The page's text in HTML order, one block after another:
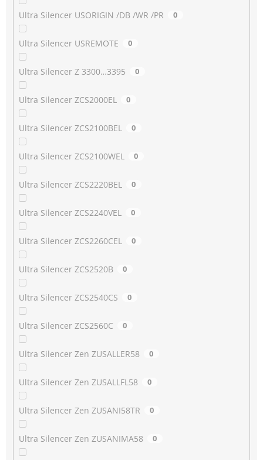
Ultra Silencer USORIGIN /DB /WR /PR 0
Ultra Silencer USREMOTE 0
Ultra Silencer Z 3300…3395 0
Ultra Silencer ZCS2000EL 0
Ultra Silencer ZCS2100BEL 0
Ultra Silencer ZCS2100WEL 0
Ultra Silencer ZCS2220BEL 0
Ultra Silencer ZCS2240VEL 0
Ultra Silencer ZCS2260CEL 0
Ultra Silencer ZCS2520B 0
Ultra Silencer ZCS2540CS 0
Ultra Silencer ZCS2560C 0
Ultra Silencer Zen ZUSALLER58 0
Ultra Silencer Zen ZUSALLFL58 0
Ultra Silencer Zen ZUSANI58TR 0
Ultra Silencer Zen ZUSANIMA58 0